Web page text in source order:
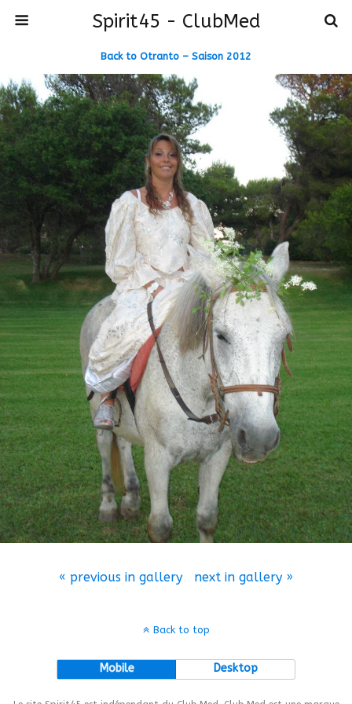
Spirit45 - ClubMed
Back to Otranto – Saison 2012
« previous in gallery next in gallery »
Back to top
Mobile Desktop